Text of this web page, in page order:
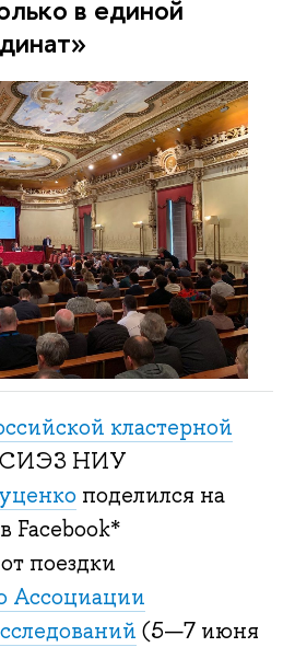
в единой
кластерной
НИУ
поделился на
Facebook*
поездки
Ассоциации
(5—7 июня